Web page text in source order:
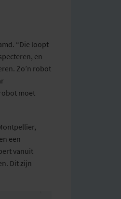
“Die loopt
, en
Zo’n robot
moet
een
vanuit
Dit zijn